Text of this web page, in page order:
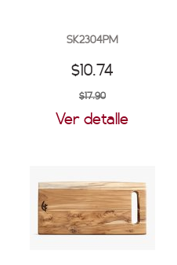
SK2304PM
$10.74
$17.90
Ver detalle